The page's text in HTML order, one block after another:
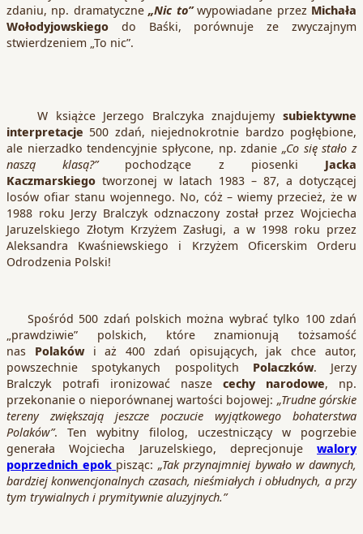
zdaniu, np. dramatyczne„Nic to”wypowiadane przez Michała
Wołodyjowskiego do Baśki, porównuje ze zwyczajnym
stwierdzeniem „To nic”.
W książce Jerzego Bralczyka znajdujemy subiektywne
interpretacje 500 zdań, niejednokrotnie bardzo pogłębione,
ale nierzadko tendencyjnie spłycone, np. zdanie „Co się stało z
naszą klasą?”pochodzące z piosenki Jacka
Kaczmarskiego tworzonej w latach 1983 – 87, a dotyczącej
losów ofiar stanu wojennego. No, cóż – wiemy przecież, że w
1988 roku Jerzy Bralczyk odznaczony został przez Wojciecha
Jaruzelskiego Złotym Krzyżem Zasługi, a w 1998 roku przez
Aleksandra Kwaśniewskiego i Krzyżem Oficerskim Orderu
Odrodzenia Polski!
Spośród 500 zdań polskich można wybrać tylko 100 zdań
„prawdziwie” polskich, które znamionują tożsamość
nas Polaków i aż 400 zdań opisujących, jak chce autor,
powszechnie spotykanych pospolitych Polaczków. Jerzy
Bralczyk potrafi ironizować nasze cechy narodowe, np.
przekonanie o nieporównanej wartości bojowej: „Trudne górskie
tereny zwiększają jeszcze poczucie wyjątkowego bohaterstwa
Polaków”. Ten wybitny filolog, uczestniczący w pogrzebie
generała Wojciecha Jaruzelskiego, deprecjonuje walory
poprzednich epok pisząc: „Tak przynajmniej bywało w dawnych,
bardziej konwencjonalnych czasach, nieśmiałych i obłudnych, a przy
tym trywialnych i prymitywnie aluzyjnych.”